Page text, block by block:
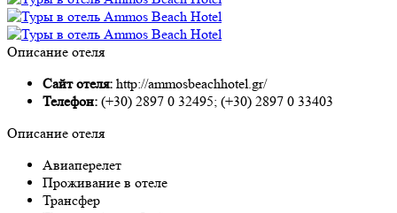
Описание отеля
Сайт отеля: http://ammosbeachhotel.gr/
Телефон: (+30) 2897 0 32495; (+30) 2897 0 33403
Описание отеля
Авиаперелет
Проживание в отеле
Трансфер